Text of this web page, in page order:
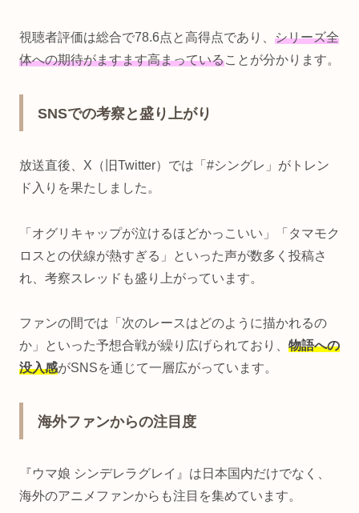
視聴者評価は総合で78.6点と高得点であり、 シリーズ全
体への期待がますます高まっていることが分かります。
SNSでの考察と盛り上がり
放送直後、X（旧Twitter）では「#シングレ」がトレン
ド入りを果たしました。
「オグリキャップが泣けるほどかっこいい」「タマモク
ロスとの伏線が熱すぎる」といった声が数多く投稿さ
れ、考察スレッドも盛り上がっています。
ファンの間では「次のレースはどのように描かれるの
か」といった予想合戦が繰り広げられており、 物語への
没入感がSNSを通じて一層広がっています。
海外ファンからの注目度
『ウマ娘 シンデレラグレイ』は日本国内だけでなく、
海外のアニメファンからも注目を集めています。